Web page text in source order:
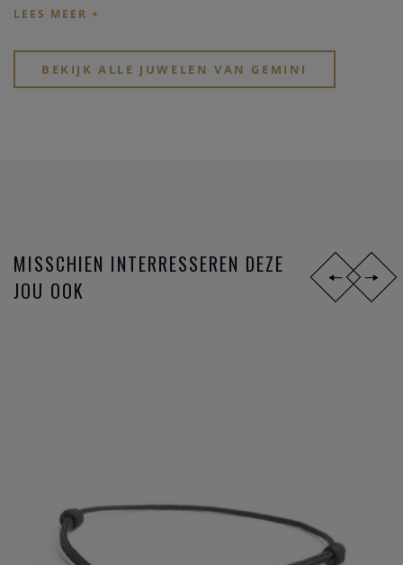
Afrika tot Noorwegen. Onze armbanden zijn rasechte
armband naar keuze krijgen.
BEKIJK ALLE JUWELEN VAN GEMINI
MISSCHIEN INTERRESSEREN DEZE
JOU OOK